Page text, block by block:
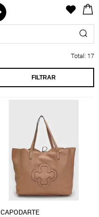
Total: 17
FILTRAR
CAPODARTE